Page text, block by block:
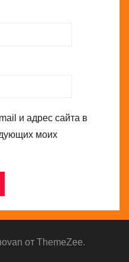
и адрес сайта в
моих
от ThemeZee.